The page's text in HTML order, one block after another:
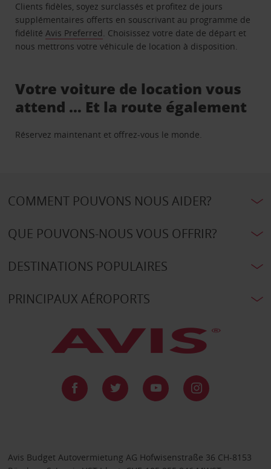
Clients fidèles, soyez surclassés et profitez de jours
supplémentaires offerts en souscrivant au programme de
fidélitéAvis Preferred. Choisissez votre date de départ et
nous mettrons votre véhicule de location à disposition.
Votre voiture de location vous
attend … Et la route également
Réservez maintenant et offrez-vous le monde.
COMMENT POUVONS NOUS AIDER?
QUE POUVONS-NOUS VOUS OFFRIR?
DESTINATIONS POPULAIRES
PRINCIPAUX AÉROPORTS
Avis Budget Autovermietung AG Hofwisenstraße 36 CH-8153